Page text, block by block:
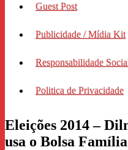
Guest Post
Publicidade / Mídia Kit
Responsabilidade
Politica de Privacidade
Eleições 2014 –
usa o Bolsa